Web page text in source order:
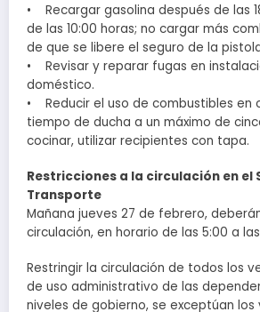
• Recargar gasolina después de las
de las 10:00 horas; no cargar más
de que se libere el seguro de la
• Revisar y reparar fugas en
doméstico.
• Reducir el uso de combustibles en
tiempo de ducha a un máximo de
cocinar, utilizar recipientes con tapa.
Restricciones a la circulación en el
Transporte
Mañana jueves 27 de febrero,
circulación, en horario de las 5:00 a
Restringir la circulación de todos los
de uso administrativo de las
niveles de gobierno, se exceptúan los